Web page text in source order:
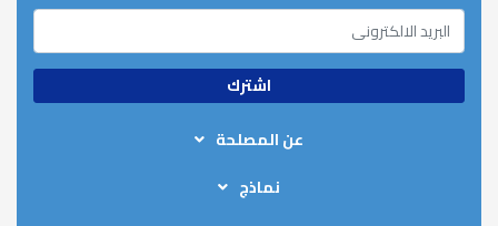
عن المصلحة
الهيكل التنظيمي
نماذج